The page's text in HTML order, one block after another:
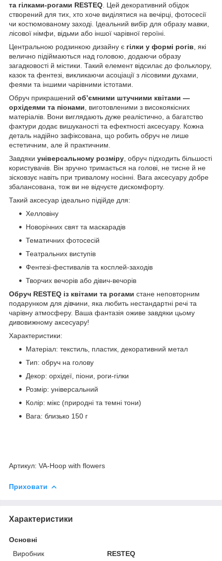
та гілками-рогами RESTEQ . Цей декоративний обідок
створений для тих, хто хоче виділятися на вечірці, фотосесії
чи костюмованому заході. Ідеальний вибір для образу мавки,
лісової німфи, відьми або іншої чарівної героїні.
Центральною родзинкою дизайну є гілки у формі рогів , які
велично підіймаються над головою, додаючи образу
загадковості й містики. Такий елемент відсилає до фольклору,
казок та фентезі, викликаючи асоціації з лісовими духами,
феями та іншими чарівними істотами.
Обруч прикрашений об’ємними штучними квітами —
орхідеями та піонами , виготовленими з високоякісних
матеріалів. Вони виглядають дуже реалістично, а багатство
фактури додає вишуканості та ефектності аксесуару. Кожна
деталь надійно зафіксована, що робить обруч не лише
естетичним, але й практичним.
Завдяки універсальному розміру , обруч підходить більшості
користувачів. Він зручно тримається на голові, не тисне й не
зісковзує навіть при тривалому носінні. Вага аксесуару добре
збалансована, тож ви не відчуєте дискомфорту.
Такий аксесуар ідеально підійде для:
Хелловіну
Новорічних свят та маскарадів
Тематичних фотосесій
Театральних виступів
Фентезі-фестивалів та косплей-заходів
Творчих вечорів або дівич-вечорів
Обруч RESTEQ із квітами та рогами стане неповторним
подарунком для дівчини, яка любить нестандартні речі та
чарівну атмосферу. Ваша фантазія оживе завдяки цьому
дивовижному аксесуару!
Характеристики:
Матеріал: текстиль, пластик, декоративний метал
Тип: обруч на голову
Декор: орхідеї, піони, роги-гілки
Розмір: універсальний
Колір: мікс (природні та темні тони)
Вага: близько 150 г
Артикул: VA-Hoop with flowers
Приховати
Характеристики
Основні
Виробник
RESTEQ